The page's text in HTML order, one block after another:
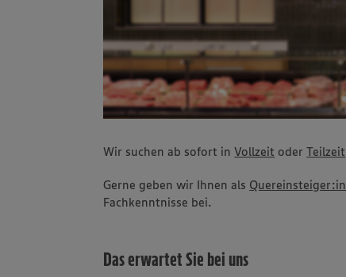
Wir suchen ab sofort inVollzeit oderTeilzeit
Gerne geben wir Ihnen als Quereinsteiger:in
Fachkenntnisse bei.
Das erwartet Sie bei uns